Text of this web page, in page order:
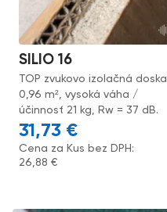
SILIO 16
TOP zvukovo izolačná doska
0,96 m², vysoká váha /
účinnosť 21 kg, Rw = 37 dB.
31,73 €
Cena za Kus bez DPH:
26,88€